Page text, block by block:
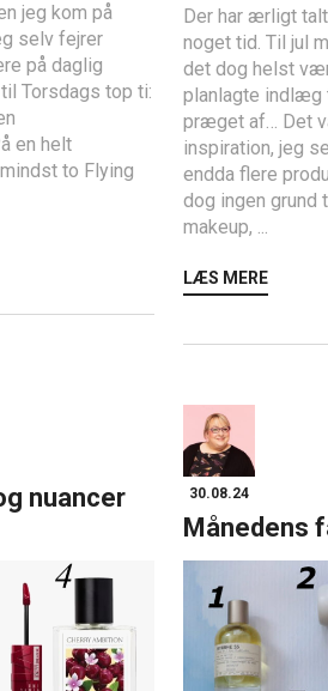
jeg kom på
selv fejrer
på daglig
Torsdags top ti:
en helt
to Flying
Der har ærligt
noget tid. Til jul
det dog helst
planlagte indlæg
præget af… Det
inspiration, jeg
endda flere
dog ingen
makeup, ...
LÆS MERE
nuancer
30.08.24
Månedens